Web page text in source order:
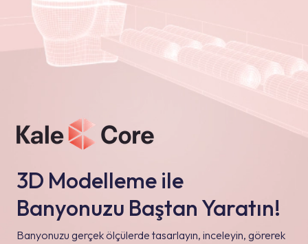
3D Modelleme ile
Banyonuzu Baştan Yaratın!
Banyonuzu gerçek ölçülerde tasarlayın, inceleyin, görerek